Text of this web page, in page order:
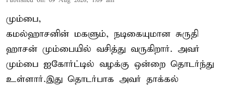
மும்பை,
கமல்ஹாசனின் மகளும், நடிகையுமான சுருதி
ஹாசன் மும்பையில் வசித்து வருகிறார். அவர்
மும்பை ஐகோர்ட்டில் வழக்கு ஒன்றை தொடர்ந்து
உள்ளார்.இது தொடர்பாக அவர் தாக்கல்